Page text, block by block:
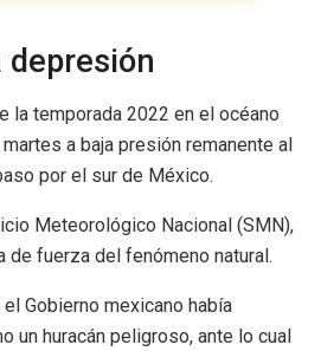
depresión
la temporada 2022 en el océano
a baja presión remanente al
por el sur de México.
Meteorológico Nacional (SMN),
de fuerza del fenómeno natural.
Gobierno mexicano había
un huracán peligroso, ante lo cual